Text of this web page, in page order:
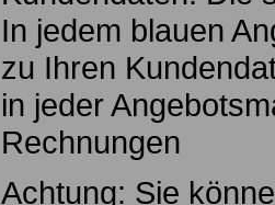
In jedem blauen
zu Ihren
in jeder
Rechnungen
Achtung: Sie